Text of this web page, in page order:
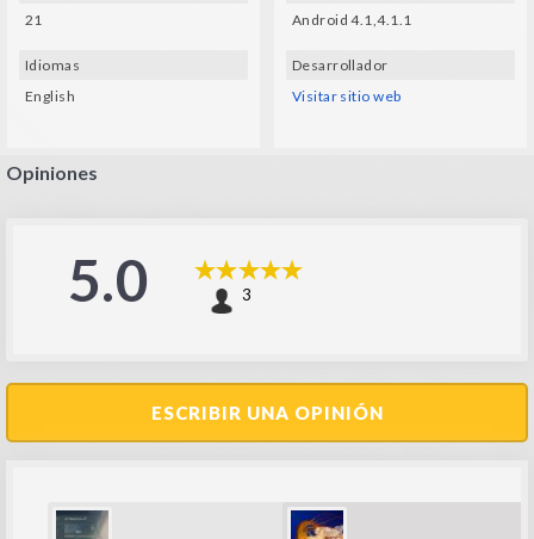
21
Idiomas
English
Android 4.1,4.1.1
Desarrollador
Visitar sitio web
Opiniones
5.0 3
ESCRIBIR UNA OPINIÓN